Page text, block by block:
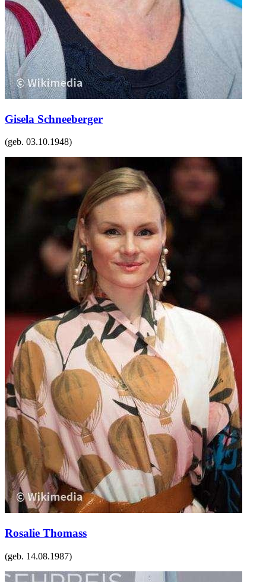
Gisela Schneeberger
(geb. 03.10.1948)
Rosalie Thomass
(geb. 14.08.1987)